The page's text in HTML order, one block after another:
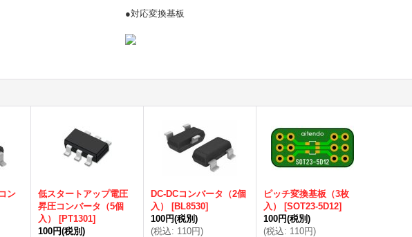
●対応変換基板
ン
低スタートアップ電圧
昇圧コンバータ（5個
入）
[PT1301]
100円(税別)
DC-DCコンバータ（2個
入）
[BL8530]
100円(税別)
(税込: 110円)
ピッチ変換基板（3枚
入）
[SOT23-5D12]
100円(税別)
(税込: 110円)